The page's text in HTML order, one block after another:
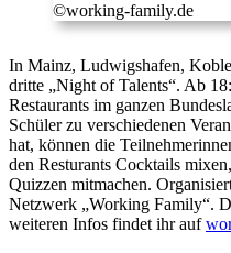
©working-family.de
In Mainz, Ludwigshafen,
dritte „Night of Talents“. Ab
Restaurants im ganzen
Schüler zu verschiedenen
hat, können die
den Resturants Cocktails
Quizzen mitmachen.
Netzwerk „Working Family“.
weiteren Infos findet ihr auf